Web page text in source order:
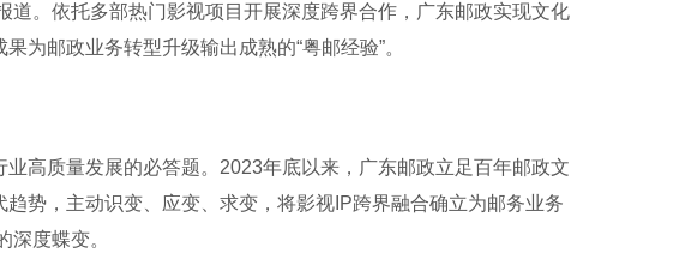
。依托多部热门影视项目开展深度跨界合作，广东邮政实现文化
为邮政业务转型升级输出成熟的“粤邮经验”。
质量发展的必答题。2023年底以来，广东邮政立足百年邮政文
势，主动识变、应变、求变，将影视IP跨界融合确立为邮务业务
深度蝶变。